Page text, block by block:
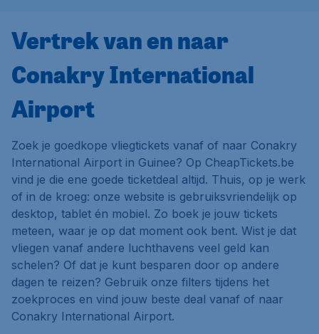
Vertrek van en naar
Conakry International
Airport
Zoek je goedkope vliegtickets vanaf of naar Conakry
International Airport in Guinee? Op CheapTickets.be
vind je die ene goede ticketdeal altijd. Thuis, op je werk
of in de kroeg: onze website is gebruiksvriendelijk op
desktop, tablet én mobiel. Zo boek je jouw tickets
meteen, waar je op dat moment ook bent. Wist je dat
vliegen vanaf andere luchthavens veel geld kan
schelen? Of dat je kunt besparen door op andere
dagen te reizen? Gebruik onze filters tijdens het
zoekproces en vind jouw beste deal vanaf of naar
Conakry International Airport.